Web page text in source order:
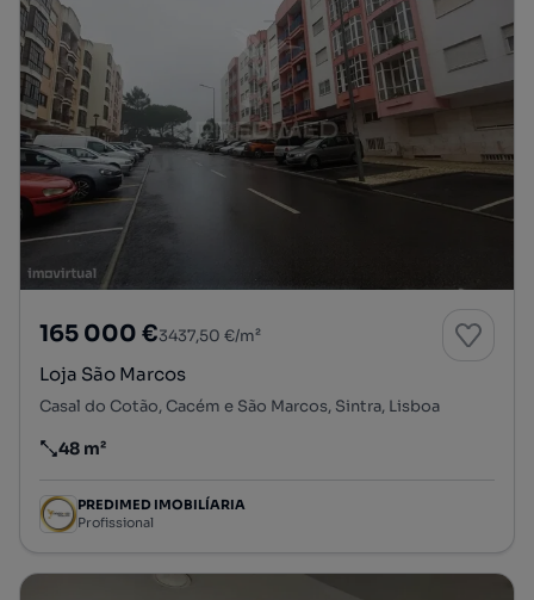
165 000 €3437,50 €/m²
Loja São Marcos
Casal do Cotão, Cacém e São Marcos, Sintra, Lisboa
Preço por metro quadrado
48 m²
PREDIMED IMOBILÍARIA
Profissional